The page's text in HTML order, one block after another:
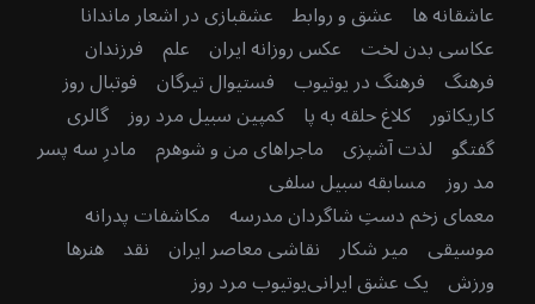
عاشقانه ها عشق و روابط عشقبازی در اشعار ماندانا
عکاسی بدن لخت عکس روزانه ایران علم فرزندان
فرهنگ فرهنگ در یوتیوب فستیوال تیرگان فوتبال روز
کاریکاتور کلاغ حلقه به پا کمپین سبیل مرد روز گالری
گفتگو لذت آشپزی ماجراهای من و شوهرم مادرِ سه پسر
مد روز مسابقه سبیل سلفی
معمای زخم دستِ شاگردان مدرسه مکاشفات پدرانه
موسیقی میر شکار نقاشی معاصر ایران نقد هنرها
ورزش یک عشق ایرانییوتیوب مرد روز